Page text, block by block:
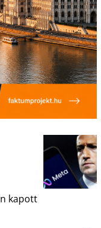
kapott